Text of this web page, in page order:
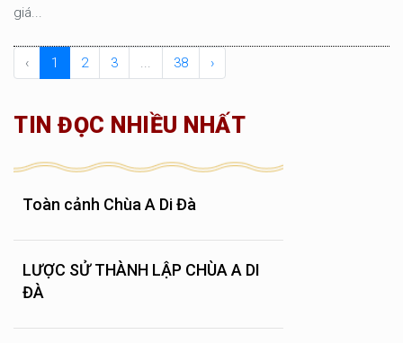
giá...
‹ 1 2 3 ... 38 ›
TIN ĐỌC NHIỀU NHẤT
Toàn cảnh Chùa A Di Đà
LƯỢC SỬ THÀNH LẬP CHÙA A DI
ĐÀ